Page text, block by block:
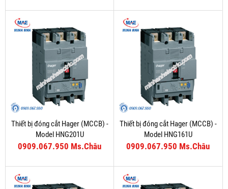
Thiết bị đóng cắt Hager (MCCB) -
Model HNG201U
0909.067.950 Ms.Châu
Thiết bị đóng cắt Hager (MCCB) -
Model HNG161U
0909.067.950 Ms.Châu